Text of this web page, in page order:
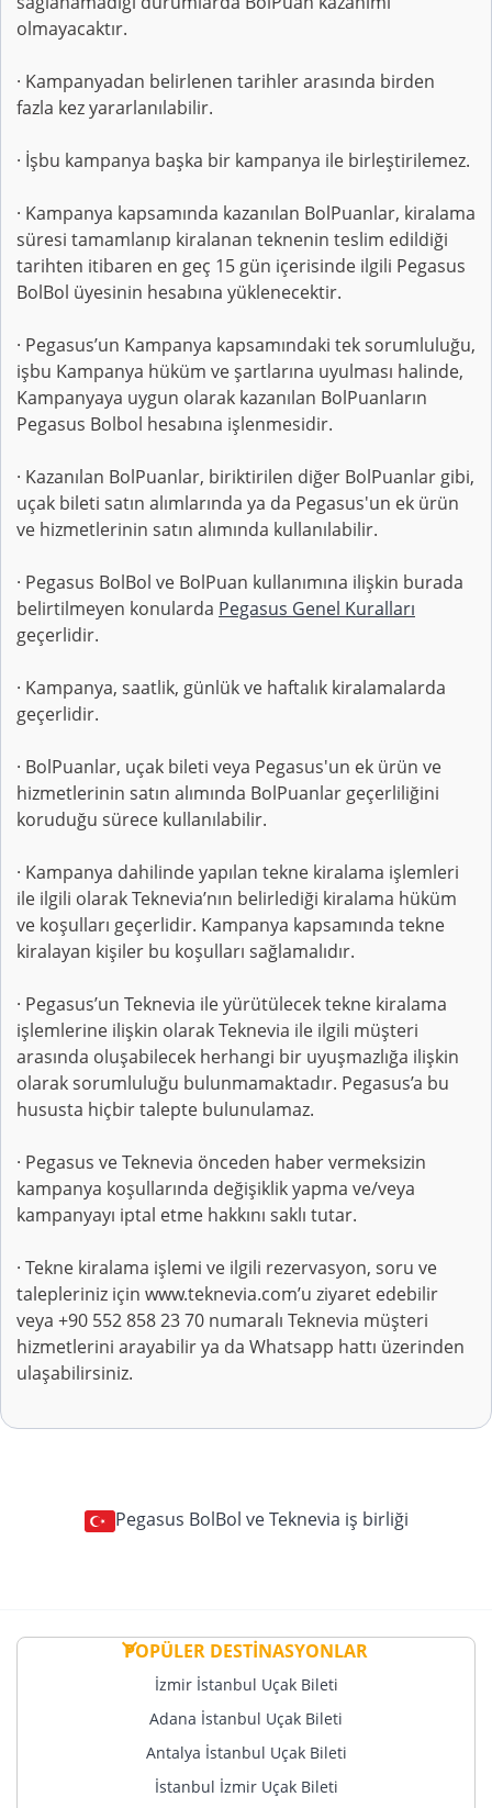
olmayacaktır.
· Kampanyadan belirlenen tarihler arasında birden
fazla kez yararlanılabilir.
· İşbu kampanya başka bir kampanya ile birleştirilemez.
· Kampanya kapsamında kazanılan BolPuanlar, kiralama
süresi tamamlanıp kiralanan teknenin teslim edildiği
tarihten itibaren en geç 15 gün içerisinde ilgili Pegasus
BolBol üyesinin hesabına yüklenecektir.
· Pegasus’un Kampanya kapsamındaki tek sorumluluğu,
işbu Kampanya hüküm ve şartlarına uyulması halinde,
Kampanyaya uygun olarak kazanılan BolPuanların
Pegasus Bolbol hesabına işlenmesidir.
· Kazanılan BolPuanlar, biriktirilen diğer BolPuanlar gibi,
uçak bileti satın alımlarında ya da Pegasus'un ek ürün
ve hizmetlerinin satın alımında kullanılabilir.
· Pegasus BolBol ve BolPuan kullanımına ilişkin burada
belirtilmeyen konularda Pegasus Genel Kuralları
geçerlidir.
· Kampanya, saatlik, günlük ve haftalık kiralamalarda
geçerlidir.
· BolPuanlar, uçak bileti veya Pegasus'un ek ürün ve
hizmetlerinin satın alımında BolPuanlar geçerliliğini
koruduğu sürece kullanılabilir.
· Kampanya dahilinde yapılan tekne kiralama işlemleri
ile ilgili olarak Teknevia’nın belirlediği kiralama hüküm
ve koşulları geçerlidir. Kampanya kapsamında tekne
kiralayan kişiler bu koşulları sağlamalıdır.
· Pegasus’un Teknevia ile yürütülecek tekne kiralama
işlemlerine ilişkin olarak Teknevia ile ilgili müşteri
arasında oluşabilecek herhangi bir uyuşmazlığa ilişkin
olarak sorumluluğu bulunmamaktadır. Pegasus’a bu
hususta hiçbir talepte bulunulamaz.
· Pegasus ve Teknevia önceden haber vermeksizin
kampanya koşullarında değişiklik yapma ve/veya
kampanyayı iptal etme hakkını saklı tutar.
· Tekne kiralama işlemi ve ilgili rezervasyon, soru ve
talepleriniz için www.teknevia.com’u ziyaret edebilir
veya +90 552 858 23 70 numaralı Teknevia müşteri
hizmetlerini arayabilir ya da Whatsapp hattı üzerinden
ulaşabilirsiniz.
Pegasus BolBol ve Teknevia iş birliği
POPÜLER DESTİNASYONLAR
İzmir İstanbul Uçak Bileti
Adana İstanbul Uçak Bileti
Antalya İstanbul Uçak Bileti
İstanbul İzmir Uçak Bileti